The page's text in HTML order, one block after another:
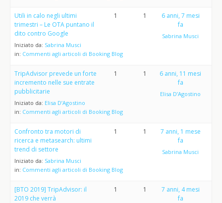
Utili in calo negli ultimi
trimestri – Le OTA puntano il
dito contro Google
Iniziato da: Sabrina Musci
in: Commenti agli articoli di Booking Blog
1 1
6 anni, 7 mesi
fa
Sabrina Musci
TripAdvisor prevede un forte
incremento nelle sue entrate
pubblicitarie
Iniziato da: Elisa D’Agostino
in: Commenti agli articoli di Booking Blog
1 1
6 anni, 11 mesi
fa
Elisa D’Agostino
Confronto tra motori di
ricerca e metasearch: ultimi
trend di settore
Iniziato da: Sabrina Musci
in: Commenti agli articoli di Booking Blog
1 1
7 anni, 1 mese
fa
Sabrina Musci
[BTO 2019] TripAdvisor: il
2019 che verrà
1 1
7 anni, 4 mesi
fa